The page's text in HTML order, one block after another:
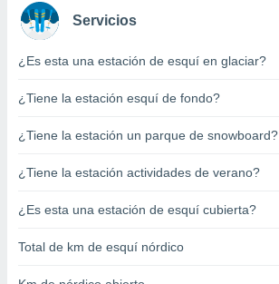
en
de
o acceder
perfiles
Servicios
¿Es esta una estación de esquí en glaciar?
¿Tiene la estación esquí de fondo?
¿Tiene la estación un parque de snowboard?
¿Tiene la estación actividades de verano?
¿Es esta una estación de esquí cubierta?
Total de km de esquí nórdico